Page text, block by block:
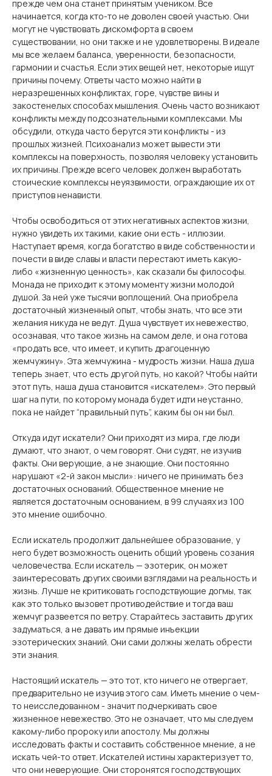
прежде чем она станет принятым учеником. Все
начинается, когда кто-то не доволен своей участью. Они
могут не чувствовать дискомфорта в своем
существовании, но они также и не удовлетворены. В идеале
мы все желаем баланса, уверенности, безопасности,
гармонии и счастья. Если этих вещей нет, некоторые ищут
причины почему. Ответы часто можно найти в
неразрешенных конфликтах, горе, чувстве вины и
закостенелых способах мышления. Очень часто возникают
конфликты между подсознательными комплексами. Мы
обсудили, откуда часто берутся эти конфликты - из
прошлых жизней. Психоанализ может вывести эти
комплексы на поверхность, позволяя человеку установить
их причины. Прежде всего человек должен выработать
стоические комплексы неуязвимости, ограждающие их от
приступов ненависти.
Чтобы освободиться от этих негативных аспектов жизни,
нужно увидеть их такими, какие они есть - иллюзии.
Наступает время, когда богатство в виде собственности и
почести в виде славы и власти перестают иметь какую-
либо «жизненную ценность», как сказали бы философы.
Монада не приходит к этому моменту жизни молодой
душой. За ней уже тысячи воплощений. Она приобрела
достаточный жизненный опыт, чтобы знать, что все эти
желания никуда не ведут. Душа чувствует их невежество,
осознавая, что такое жизнь на самом деле, и она готова
«продать все, что имеет, и купить драгоценную
жемчужину». Эта жемчужина - мудрость жизни. Наша душа
теперь знает, что есть другой путь, но какой? Чтобы найти
этот путь, наша душа становится «искателем». Это первый
шаг на пути, по которому монада будет идти неустанно,
пока не найдет “правильный путь”, каким бы он ни был.
Откуда идут искатели? Они приходят из мира, где люди
думают, что знают, о чем говорят. Они судят, не изучив
факты. Они верующие, а не знающие. Они постоянно
нарушают «2-й закон мысли»: ничего не принимать без
достаточных оснований. Общественное мнение не
является достаточным основанием, в 99 случаях из 100
это мнение ошибочно.
Если искатель продолжит дальнейшее образование, у
него будет возможность оценить общий уровень созания
человечества. Если искатель — эзотерик, он может
заинтересовать других своими взглядами на реальность и
жизнь. Лучше не критиковать господствующие догмы, так
как это только вызовет противодействие и тогда ваш
жемчуг развеется по ветру. Старайтесь заставить других
задуматься, а не давать им прямые инъекции
эзотерических знаний. Они сами должны желать обрести
эти знания.
Настоящий искатель — это тот, кто ничего не отвергает,
предварительно не изучив этого сам. Иметь мнение о чем-
то неисследованном - значит подчеркивать свое
жизненное невежество. Это не означает, что мы следуем
какому-либо пророку или апостолу. Мы должны
исследовать факты и составить собственное мнение, а не
искать чей-то ответ. Искателей истины характеризует то,
что они неверующие. Они сторонятся господствующих